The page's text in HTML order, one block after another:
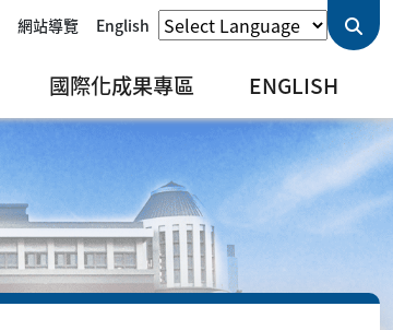
網站導覽 English
國際化成果專區 ENGLISH